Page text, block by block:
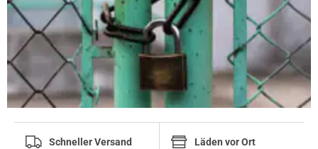
Schneller Versand Läden vor Ort